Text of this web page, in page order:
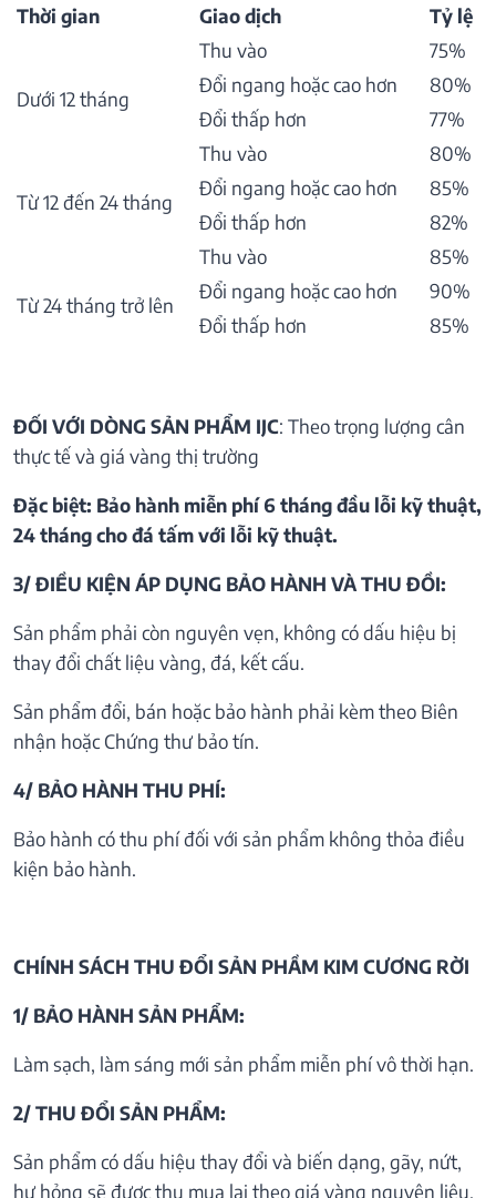
Thời gian Giao dịch Tỷ lệ
Dưới 12 tháng
Thu vào
75%
Đổi ngang hoặc cao hơn
80%
Đổi thấp hơn
77%
Từ 12 đến 24 tháng
Thu vào
80%
Đổi ngang hoặc cao hơn
85%
Đổi thấp hơn
82%
Từ 24 tháng trở lên
Thu vào
85%
Đổi ngang hoặc cao hơn
90%
Đổi thấp hơn
85%
ĐỐI VỚI DÒNG SẢN PHẨM IJC: Theo trọng lượng cân
thực tế và giá vàng thị trường
Đặc biệt: Bảo hành miễn phí 6 tháng đầu lỗi kỹ thuật,
24 tháng cho đá tấm với lỗi kỹ thuật.
3/ ĐIỀU KIỆN ÁP DỤNG BẢO HÀNH VÀ THU ĐỒI:
Sản phẩm phải còn nguyên vẹn, không có dấu hiệu bị
thay đổi chất liệu vàng, đá, kết cấu.
Sản phẩm đổi, bán hoặc bảo hành phải kèm theo Biên
nhận hoặc Chứng thư bảo tín.
4/ BẢO HÀNH THU PHÍ:
Bảo hành có thu phí đối với sản phẩm không thỏa điều
kiện bảo hành.
CHÍNH SÁCH THU ĐỔI SẢN PHẦM KIM CƯƠNG RỜI
1/ BẢO HÀNH SẢN PHẨM:
Làm sạch, làm sáng mới sản phẩm miễn phí vô thời hạn.
2/ THU ĐỔI SẢN PHẨM:
Sản phẩm có dấu hiệu thay đổi và biến dạng, gãy, nứt,
hư hỏng sẽ được thu mua lại theo giá vàng nguyên liệu.